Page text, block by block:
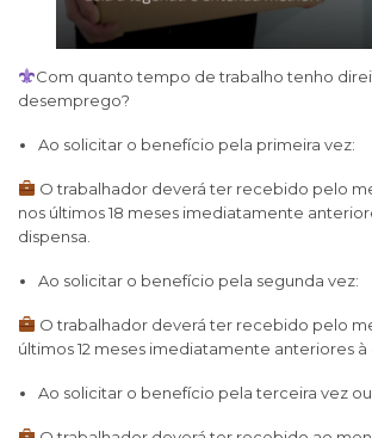
Com quanto tempo de trabalho tenho
desemprego?
Ao solicitar o benefício pela primeira vez:
O trabalhador deverá ter recebido pelo
nos últimos 18 meses imediatamente
dispensa.
Ao solicitar o benefício pela segunda vez:
O trabalhador deverá ter recebido pelo
últimos 12 meses imediatamente anteriores à
Ao solicitar o benefício pela terceira vez ou